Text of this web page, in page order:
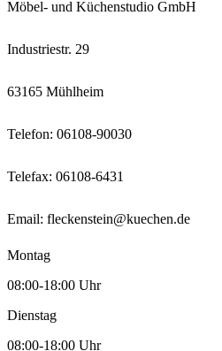
Möbel- und Küchenstudio GmbH
Industriestr. 29
63165 Mühlheim
Telefon: 06108-90030
Telefax: 06108-6431
Email: fleckenstein@kuechen.de
Montag
08:00-18:00 Uhr
Dienstag
08:00-18:00 Uhr